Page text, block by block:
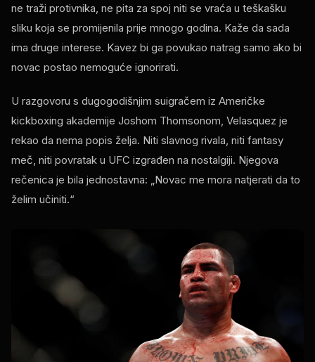
ne traži protivnika, ne pita za spoj niti se vraća u teškašku
sliku koja se promijenila prije mnogo godina. Kaže da sada
ima druge interese. Kavez bi ga povukao natrag samo ako bi
novac postao nemoguće ignorirati.
U razgovoru s dugogodišnjim suigračem iz Američke
kickboxing akademije Joshom Thomsonom, Velasquez je
rekao da nema popis želja. Niti slavnog rivala, niti fantasy
meč, niti povratak u UFC izgrađen na nostalgiji. Njegova
rečenica je bila jednostavna: „Novac me mora natjerati da to
želim učiniti.“